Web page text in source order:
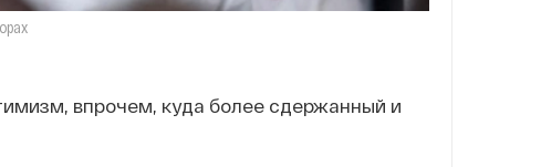
впрочем, куда более сдержанный и